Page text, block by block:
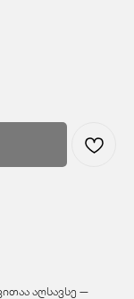
აღსავსე —